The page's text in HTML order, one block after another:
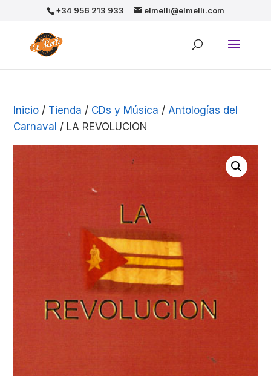
+34 956 213 933 elmelli@elmelli.com
Inicio / Tienda / CDs y Música / Antologías del
Carnaval / LA REVOLUCION